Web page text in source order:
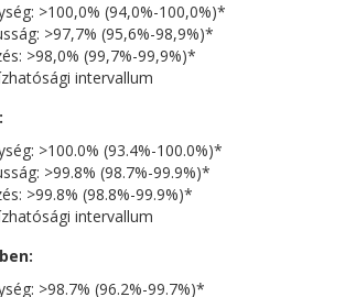
>100,0% (94,0%-100,0%)*
>97,7% (95,6%-98,9%)*
>98,0% (99,7%-99,9%)*
intervallum
>100.0% (93.4%-100.0%)*
>99.8% (98.7%-99.9%)*
>99.8% (98.8%-99.9%)*
intervallum
>98.7% (96.2%-99.7%)*